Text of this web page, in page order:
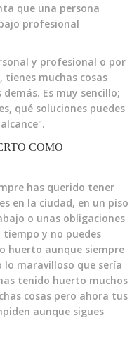
que una persona
profesional
y profesional o por
tienes muchas cosas
Es muy sencillo;
qué soluciones puedes
COMO
has querido tener
en la ciudad, en un piso
o unas obligaciones
y no puedes
huerto aunque siempre
lo maravilloso que sería
tenido huerto muchos
cosas pero ahora tus
aunque sigues